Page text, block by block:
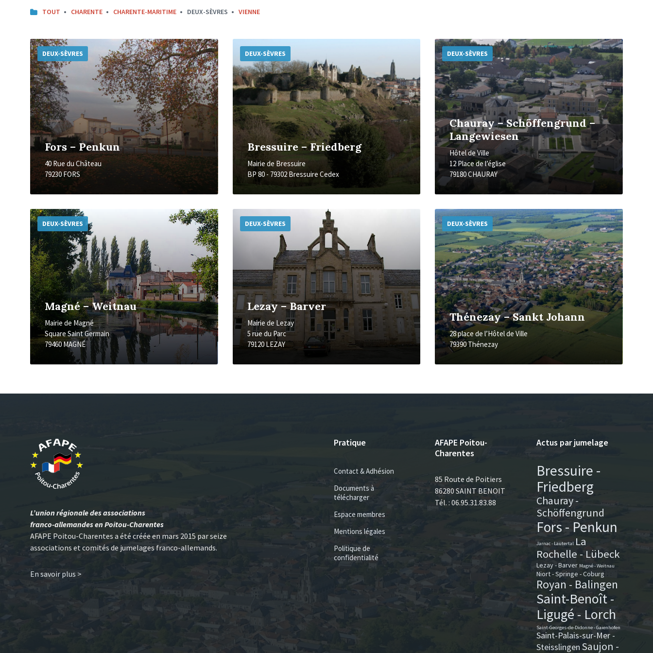
TOUT CHARENTE CHARENTE-MARITIME DEUX-SÈVRES VIENNE
Fors – Penkun
40 Rue du Château
79230 FORS
DEUX-SÈVRES
Plus
d'informations
Bressuire – Friedberg
Mairie de Bressuire
BP 80 - 79302 Bressuire Cedex
DEUX-SÈVRES
d'informations
Chauray – Schöffengrund –
Langewiesen
Hôtel de Ville
12 Place de l’église
79180 CHAURAY
DEUX-SÈVRES
Plus
d'informations
Magné – Weitnau
Mairie de Magné
Square Saint Germain
79460 MAGNÉ
DEUX-SÈVRES
Plus
d'informations
Lezay – Barver
Mairie de Lezay
5 rue du Parc
79120 LEZAY
DEUX-SÈVRES
d'informations
Thénezay – Sankt Johann
28 place de l’Hôtel de Ville
79390 Thénezay
DEUX-SÈVRES
Plus
d'informations
L’union régionale des associations
franco-allemandes en Poitou-Charentes
AFAPE Poitou-Charentes a été créée en mars 2015 par seize
associations et comités de jumelages franco-allemands.
En savoir plus >
Pratique
Contact & Adhésion
Documents à
télécharger
Espace membres
Mentions légales
Politique de
confidentialité
AFAPE Poitou-
Charentes
85 Route de Poitiers
86280 SAINT BENOIT
Tél. : 06.95.31.83.88
Actus par jumelage
Bressuire -
Friedberg
Chauray -
Schöffengrund
Fors - Penkun
Jarnac - Lautertal La
Rochelle - Lübeck
Lezay - Barver Magné - Weitnau
Niort - Springe - Coburg
Royan - Balingen
Saint-Benoît -
Ligugé - Lorch
Saint-Georges-de-Didonne - Gaienhofen
Saint-Palais-sur-Mer -
Steisslingen Saujon -